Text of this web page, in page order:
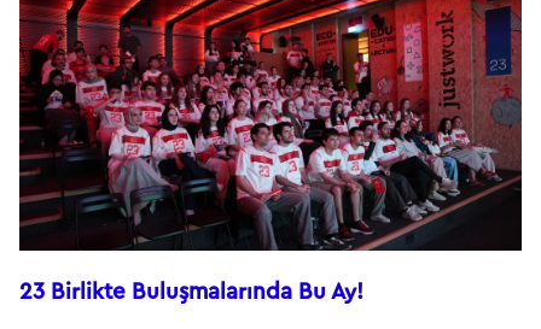
23 Birlikte Buluşmalarında Bu Ay!